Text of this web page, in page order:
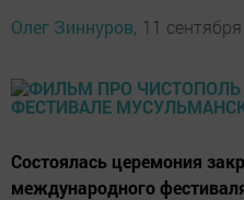
Олег Зиннуров, 11
Состоялась церемония
международного